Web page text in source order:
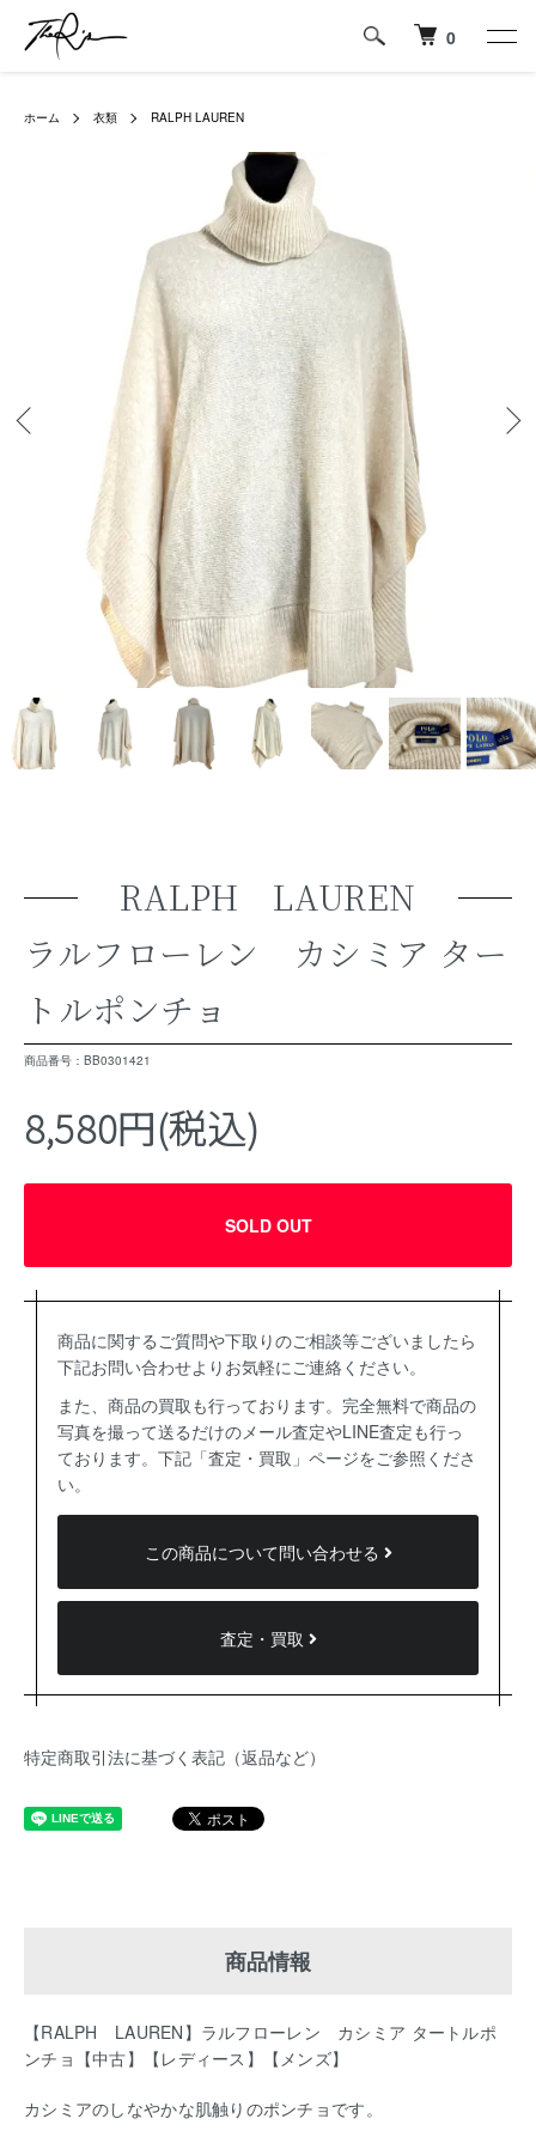
0
ホーム 衣類 RALPH LAUREN
RALPH LAUREN
ラルフローレン カシミア ター
トルポンチョ
商品番号：BB0301421
8,580円(税込)
SOLD OUT
商品に関するご質問や下取りのご相談等ございましたら
下記お問い合わせよりお気軽にご連絡ください。
また、商品の買取も行っております。完全無料で商品の
写真を撮って送るだけのメール査定やLINE査定も行っ
ております。下記「査定・買取」ページをご参照くださ
い。
この商品について問い合わせる
査定・買取
特定商取引法に基づく表記（返品など）
商品情報
【RALPH LAUREN】ラルフローレン カシミア タートルポ
ンチョ【中古】【レディース】【メンズ】
カシミアのしなやかな肌触りのポンチョです。